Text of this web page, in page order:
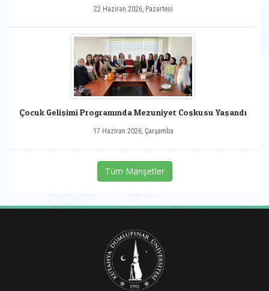
22 Haziran 2026, Pazartesi
Çocuk Gelişimi Programında Mezuniyet Coşkusu Yaşandı
17 Haziran 2026, Çarşamba
Tüm Manşetler